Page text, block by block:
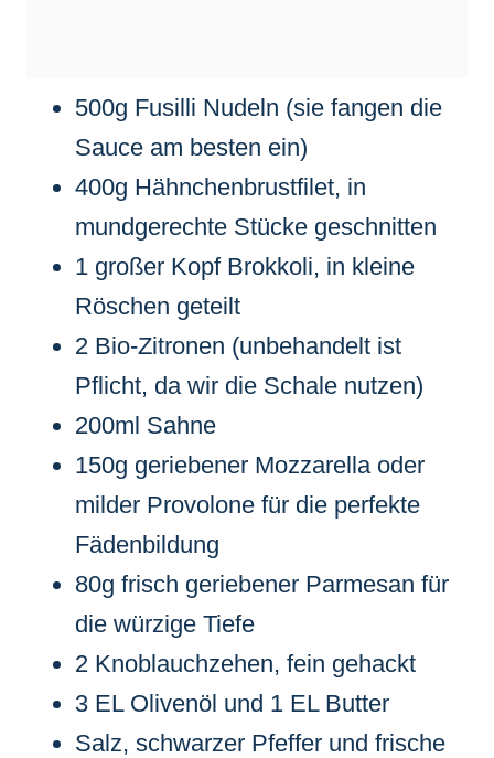
500g Fusilli Nudeln (sie fangen die
Sauce am besten ein)
400g Hähnchenbrustfilet, in
mundgerechte Stücke geschnitten
1 großer Kopf Brokkoli, in kleine
Röschen geteilt
2 Bio-Zitronen (unbehandelt ist
Pflicht, da wir die Schale nutzen)
200ml Sahne
150g geriebener Mozzarella oder
milder Provolone für die perfekte
Fädenbildung
80g frisch geriebener Parmesan für
die würzige Tiefe
2 Knoblauchzehen, fein gehackt
3 EL Olivenöl und 1 EL Butter
Salz, schwarzer Pfeffer und frische